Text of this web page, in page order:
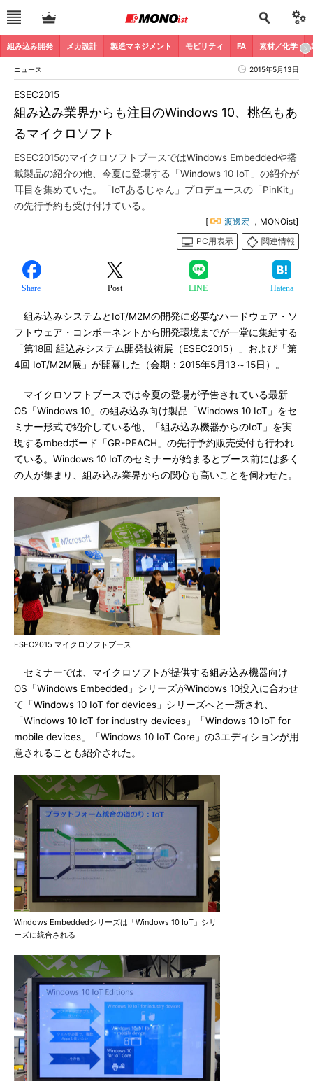
組み込み開発 メカ設計 製造マネジメント モビリティ FA 素材／化学
ニュース 2015年5月13日
組み込み業界からも注目のWindows 10、桃色もあ
るマイクロソフト
ESEC2015
ESEC2015のマイクロソフトブースではWindows Embeddedや搭
載製品の紹介の他、今夏に登場する「Windows 10 IoT」の紹介が
耳目を集めていた。「IoTあるじゃん」プロデュースの「PinKit」
の先行予約も受け付けている。
[ 渡邊宏 ，MONOist]
PC用表示
関連情報
Share Post LINE Hatena
組み込みシステムとIoT/M2Mの開発に必要なハードウェア・ソ
フトウェア・コンポーネントから開発環境までが一堂に集結する
「第18回 組込みシステム開発技術展（ESEC2015）」および「第
4回 IoT/M2M展」が開幕した（会期：2015年5月13～15日）。
マイクロソフトブースでは今夏の登場が予告されている最新
OS「Windows 10」の組み込み向け製品「Windows 10 IoT」をセ
ミナー形式で紹介している他、「組み込み機器からのIoT」を実
現するmbedボード「GR-PEACH」の先行予約販売受付も行われ
ている。Windows 10 IoTのセミナーが始まるとブース前には多く
の人が集まり、組み込み業界からの関心も高いことを伺わせた。
ESEC2015 マイクロソフトブース
セミナーでは、マイクロソフトが提供する組み込み機器向け
OS「Windows Embedded」シリーズがWindows 10投入に合わせ
て「Windows 10 IoT for devices」シリーズへと一新され、
「Windows 10 IoT for industry devices」「Windows 10 IoT for
mobile devices」「Windows 10 IoT Core」の3エディションが用
意されることも紹介された。
Windows Embeddedシリーズは「Windows 10 IoT」シリ
ーズに統合される